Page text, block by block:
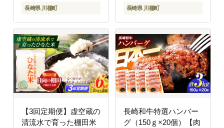
長崎県 川棚町 長崎県 川棚町
【3回定期便】虚空蔵の
清流水で育った棚田米
長崎和牛特選ハンバー
グ（150ｇ×20個）【肉